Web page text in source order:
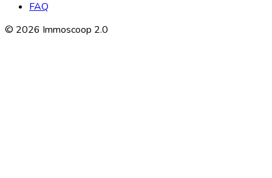
FAQ
© 2026 Immoscoop 2.0